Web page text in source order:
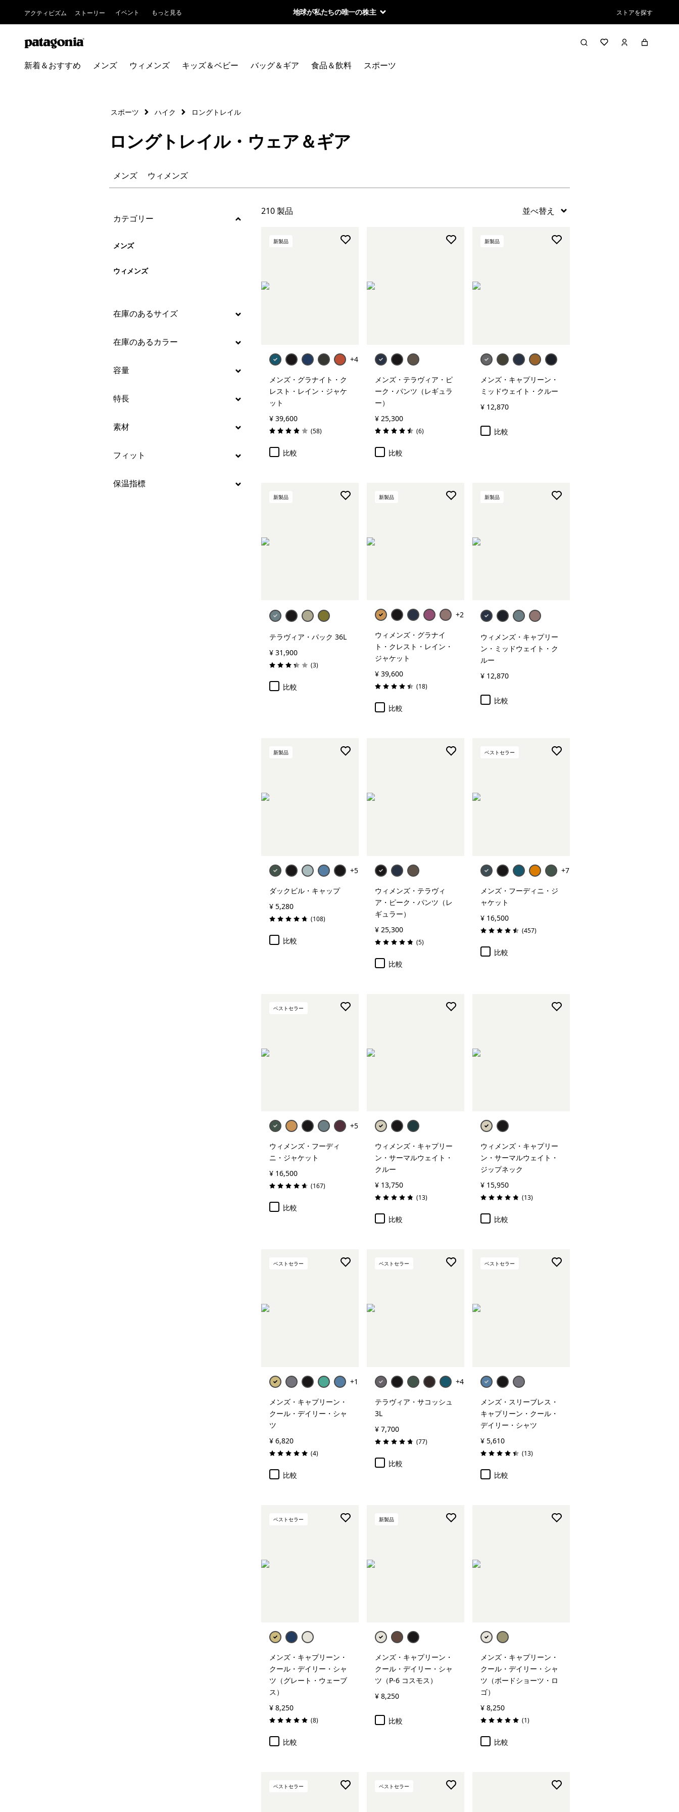
アクティビズム ストーリー イベント もっと見る 地球が私たちの唯一の株主 ストアを探す
新着＆おすすめ メンズ ウィメンズ キッズ＆ベビー バッグ＆ギア 食品＆飲料 スポーツ
絞り込み
在庫のあるサイズ
絞り込み
フィット
絞り込み
保温指標
スポーツ ハイク ロングトレイル
ロングトレイル・ウェア＆ギア
メンズ ウィメンズ
絞り込み
カテゴリー
メンズ
ウィメンズ
絞り込み
在庫のあるサイズ
絞り込み
在庫のあるカラー
絞り込み
容量
絞り込み
特長
絞り込み
素材
絞り込み
フィット
絞り込み
保温指標
210 製品
新製品
+4
メンズ・グラナイト・ク
レスト・レイン・ジャケ
ット
¥ 39,600
評価: 3.9 / 5 (58レビュー
)
比較
メンズ・テラヴィア・ピ
ーク・パンツ（レギュラ
ー）
¥ 25,300
評価: 4.5 / 5 (6レビュー
)
比較
新製品
メンズ・キャプリーン・
ミッドウェイト・クルー
¥ 12,870
比較
新製品
テラヴィア・パック 36L
¥ 31,900
評価: 3.3 / 5 (3レビュー
)
比較
新製品
+2
ウィメンズ・グラナイ
ト・クレスト・レイン・
ジャケット
¥ 39,600
評価: 4.4 / 5 (18レビュー
)
比較
新製品
ウィメンズ・キャプリー
ン・ミッドウェイト・ク
ルー
¥ 12,870
比較
新製品
+5
ダックビル・キャップ
¥ 5,280
評価: 4.7 / 5 (108レビュー
)
比較
ウィメンズ・テラヴィ
ア・ピーク・パンツ（レ
ギュラー）
¥ 25,300
評価: 4.8 / 5 (5レビュー
)
比較
ベストセラー
+7
メンズ・フーディニ・ジ
ャケット
¥ 16,500
評価: 4.5 / 5 (457レビュー
)
比較
ベストセラー
+5
ウィメンズ・フーディ
ニ・ジャケット
¥ 16,500
評価: 4.7 / 5 (167レビュー
)
比較
ウィメンズ・キャプリー
ン・サーマルウェイト・
クルー
¥ 13,750
評価: 4.8 / 5 (13レビュー
)
比較
ウィメンズ・キャプリー
ン・サーマルウェイト・
ジップネック
¥ 15,950
評価: 4.8 / 5 (13レビュー
)
比較
ベストセラー
+1
メンズ・キャプリーン・
クール・デイリー・シャ
ツ
¥ 6,820
評価: 5.0 / 5 (4レビュー
)
比較
ベストセラー
+4
テラヴィア・サコッシュ
3L
¥ 7,700
評価: 4.7 / 5 (77レビュー
)
比較
ベストセラー
メンズ・スリーブレス・
キャプリーン・クール・
デイリー・シャツ
¥ 5,610
評価: 4.4 / 5 (13レビュー
)
比較
ベストセラー
メンズ・キャプリーン・
クール・デイリー・シャ
ツ（グレート・ウェーブ
ス）
¥ 8,250
評価: 4.9 / 5 (8レビュー
)
比較
新製品
メンズ・キャプリーン・
クール・デイリー・シャ
ツ（P-6 コスモス）
¥ 8,250
比較
メンズ・キャプリーン・
クール・デイリー・シャ
ツ（ボードショーツ・ロ
ゴ）
¥ 8,250
評価: 5.0 / 5 (1レビュー
)
比較
ベストセラー ベストセラー